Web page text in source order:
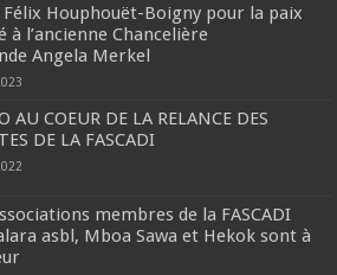
Houphouët-Boigny pour la paix
à l’ancienne Chancelière
Angela Merkel
AU COEUR DE LA RELANCE DES
DE LA FASCADI
membres de la FASCADI
asbl, Mboa Sawa et Hekok sont à